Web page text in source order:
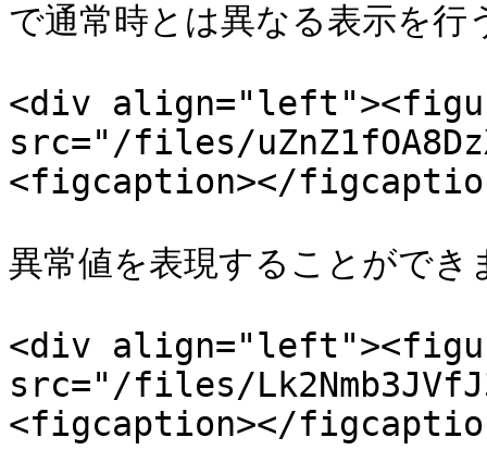
で通常時とは異なる表示を行
<div
src="/files/
<figcaption></
異常値を表現することができ
<div
src="/files/
<figcaption></